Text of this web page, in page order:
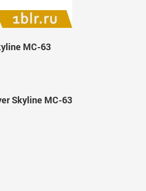
MC-63
Skyline MC-63